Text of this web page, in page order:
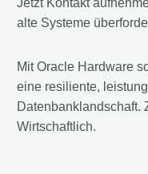
Jetzt Kontakt
alte Systeme
Mit Oracle Hardware
eine resiliente,
Datenbanklandschaft.
Wirtschaftlich.